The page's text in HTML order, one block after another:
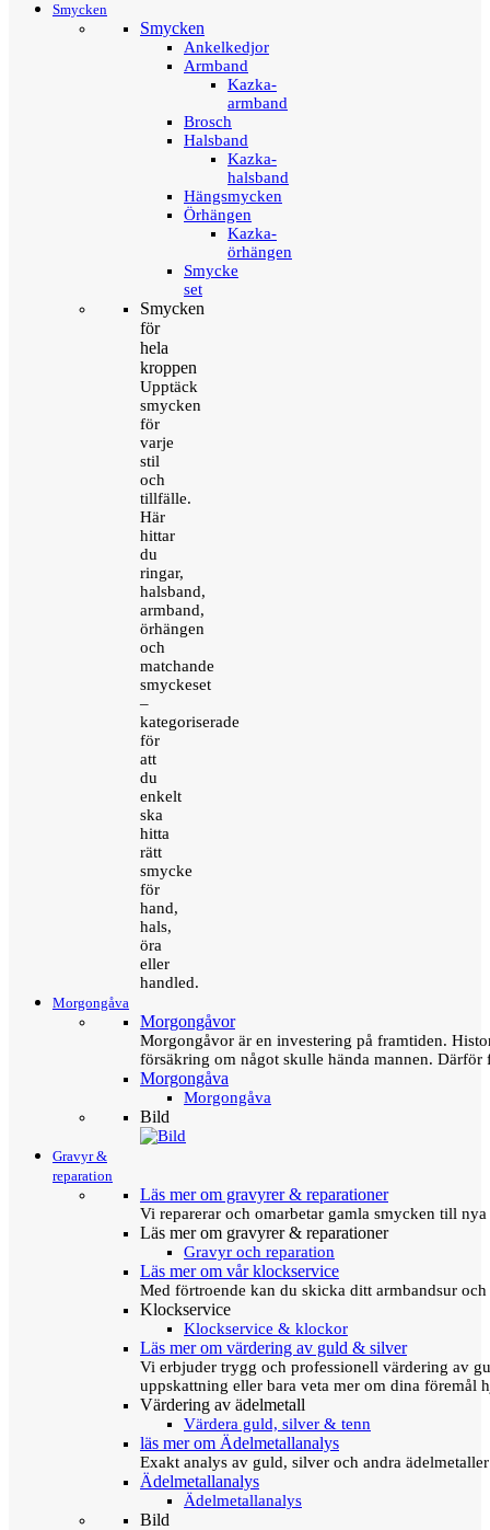
Smycken
Smycken
Ankelkedjor
Armband
Kazka-
armband
Brosch
Halsband
Kazka-
halsband
Hängsmycken
Örhängen
Kazka-
örhängen
Smycke
set
Smycken
för
hela
kroppen
Upptäck
smycken
för
varje
stil
och
tillfälle.
Här
hittar
du
ringar,
halsband,
armband,
örhängen
och
matchande
smyckeset
–
kategoriserade
för
att
du
enkelt
ska
hitta
rätt
smycke
för
hand,
hals,
öra
eller
handled.
Morgongåva
Morgongåvor
Morgongåvor är en investering på framtiden.
försäkring om något skulle hända mannen.
Morgongåva
Morgongåva
Bild
Gravyr &
reparation
Läs mer om gravyrer & reparationer
Vi reparerar och omarbetar gamla smycken till
Läs mer om gravyrer & reparationer
Gravyr och reparation
Läs mer om vår klockservice
Med förtroende kan du skicka ditt armbandsur
Klockservice
Klockservice & klockor
Läs mer om värdering av guld & silver
Vi erbjuder trygg och professionell värdering av
uppskattning eller bara veta mer om dina föremål
Värdering av ädelmetall
Värdera guld, silver & tenn
läs mer om Ädelmetallanalys
Exakt analys av guld, silver och andra
Ädelmetallanalys
Ädelmetallanalys
Bild